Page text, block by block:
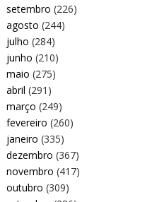
setembro (226)
agosto (244)
julho (284)
junho (210)
maio (275)
abril (291)
março (249)
fevereiro (260)
janeiro (335)
dezembro (367)
novembro (417)
outubro (309)